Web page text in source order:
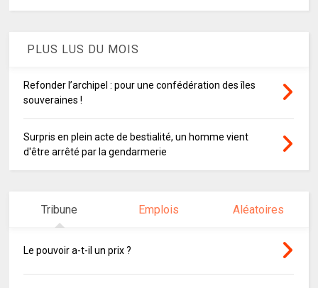
PLUS LUS DU MOIS
Refonder l’archipel : pour une confédération des îles
souveraines !
Surpris en plein acte de bestialité, un homme vient
d'être arrêté par la gendarmerie
Tribune Emplois Aléatoires
Le pouvoir a-t-il un prix ?